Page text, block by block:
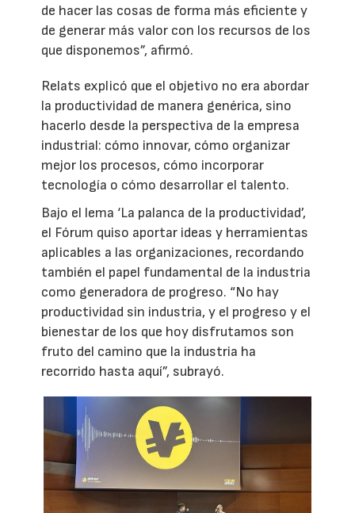
de hacer las cosas de forma más eficiente y
de generar más valor con los recursos de los
que disponemos”, afirmó.
Relats explicó que el objetivo no era abordar
la productividad de manera genérica, sino
hacerlo desde la perspectiva de la empresa
industrial: cómo innovar, cómo organizar
mejor los procesos, cómo incorporar
tecnología o cómo desarrollar el talento.
Bajo el lema ‘La palanca de la productividad’,
el Fórum quiso aportar ideas y herramientas
aplicables a las organizaciones, recordando
también el papel fundamental de la industria
como generadora de progreso. “No hay
productividad sin industria, y el progreso y el
bienestar de los que hoy disfrutamos son
fruto del camino que la industria ha
recorrido hasta aquí”, subrayó.